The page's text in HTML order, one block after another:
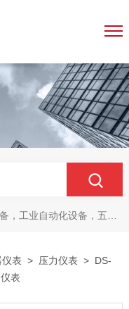
五金产品，电线电缆，金属材料，电子
表 > 压力仪表 > DS-
表